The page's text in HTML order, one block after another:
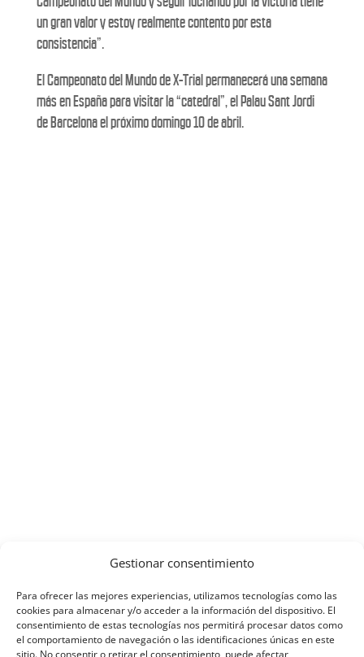
Gestionar consentimiento
Para ofrecer las mejores experiencias, utilizamos tecnologías como las
cookies para almacenar y/o acceder a la información del dispositivo. El
consentimiento de estas tecnologías nos permitirá procesar datos como
el comportamiento de navegación o las identificaciones únicas en este
sitio. No consentir o retirar el consentimiento, puede afectar
un gran valor y estoy realmente contento por esta
consistencia”.
El Campeonato del Mundo de X-Trial permanecerá una semana
más en España para visitar la “catedral”, el Palau Sant Jordi
de Barcelona el próximo domingo 10 de abril.
Haz clic en «Estoy de acuerdo» para